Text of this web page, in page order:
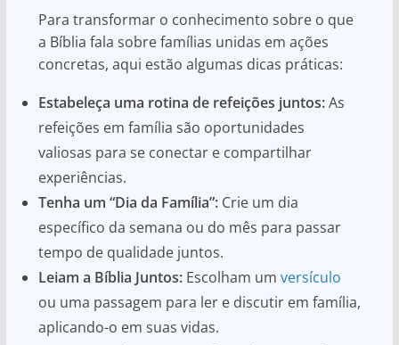
Para transformar o conhecimento sobre o que
a Bíblia fala sobre famílias unidas em ações
concretas, aqui estão algumas dicas práticas:
Estabeleça uma rotina de refeições juntos:As
refeições em família são oportunidades
valiosas para se conectar e compartilhar
experiências.
Tenha um “Dia da Família”:Crie um dia
específico da semana ou do mês para passar
tempo de qualidade juntos.
Leiam a Bíblia Juntos:Escolham um versículo
ou uma passagem para ler e discutir em família,
aplicando-o em suas vidas.